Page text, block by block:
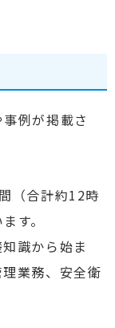
例が掲載さ
（合計約12時
す。
識から始ま
業務、安全衛